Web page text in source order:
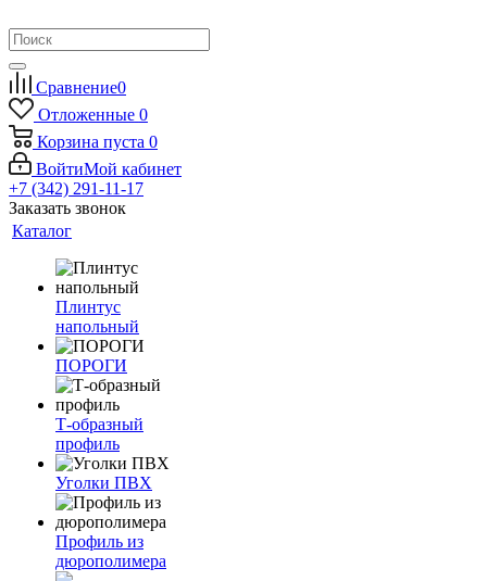
Сравнение0
Отложенные 0
Корзина пуста 0
ВойтиМой кабинет
+7 (342) 291-11-17
Заказать звонок
Каталог
Плинтус
напольный
ПОРОГИ
Т-образный
профиль
Уголки ПВХ
Профиль из
дюрополимера